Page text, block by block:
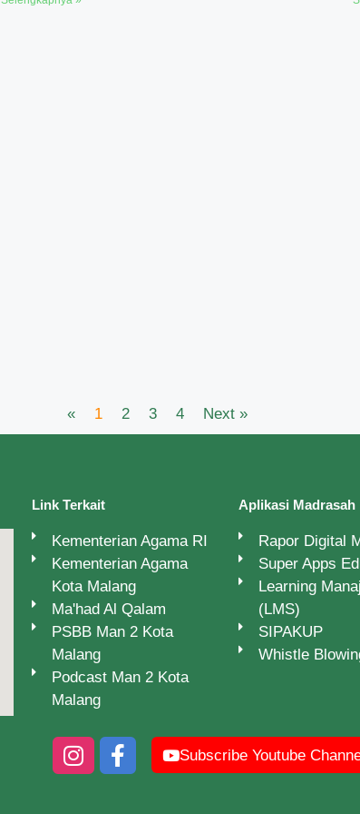
« 1 2 3 4 Next »
Link Terkait
Kementerian Agama RI
Kementerian Agama
Kota Malang
Ma'had Al Qalam
PSBB Man 2 Kota
Malang
Podcast Man 2 Kota
Malang
Aplikasi Madrasah
Rapor Digital
Super Apps
Learning
(LMS)
SIPAKUP
Whistle
Subscribe Youtube